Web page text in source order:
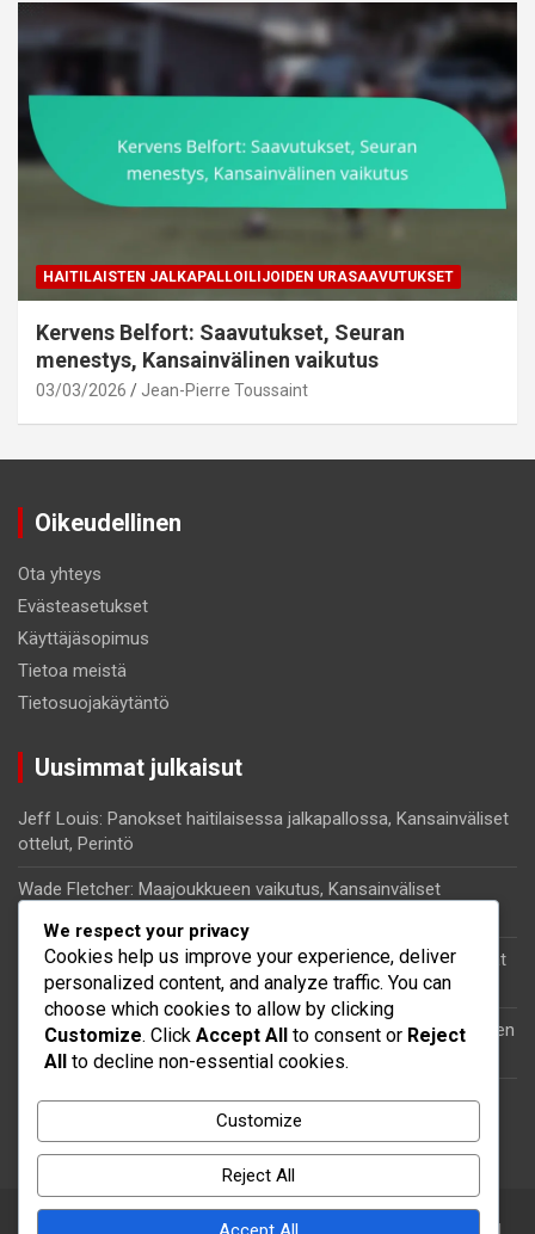
HAITILAISTEN JALKAPALLOILIJOIDEN URASAAVUTUKSET
Kervens Belfort: Saavutukset, Seuran
menestys, Kansainvälinen vaikutus
03/03/2026 Jean-Pierre Toussaint
Oikeudellinen
Ota yhteys
Evästeasetukset
Käyttäjäsopimus
Tietoa meistä
Tietosuojakäytäntö
Uusimmat julkaisut
Jeff Louis: Panokset haitilaisessa jalkapallossa, Kansainväliset
ottelut, Perintö
Wade Fletcher: Maajoukkueen vaikutus, Kansainväliset
Kenny Lala: Henkilökohtainen tausta, Jalkapalloura, Merkittävät
esitykset
Kervens Belfort: Saavutukset, Seuran menestys, Kansainvälinen
vaikutus
Steeven Saba: Maajoukkueen vaikutus, Kansainväliset ottelut,
We respect your privacy
Cookies help us improve your experience, deliver
personalized content, and analyze traffic. You can
choose which cookies to allow by clicking
Customize. Click Accept All to consent or Reject
All to decline non-essential cookies.
Customize
Reject All